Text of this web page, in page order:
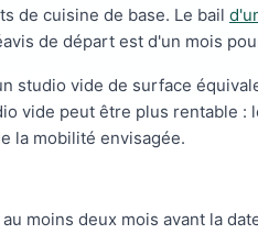
de cuisine de base. Le bail
de départ est d'un mois
studio vide de surface
vide peut être plus rentable :
la mobilité envisagée.
au moins deux mois avant la